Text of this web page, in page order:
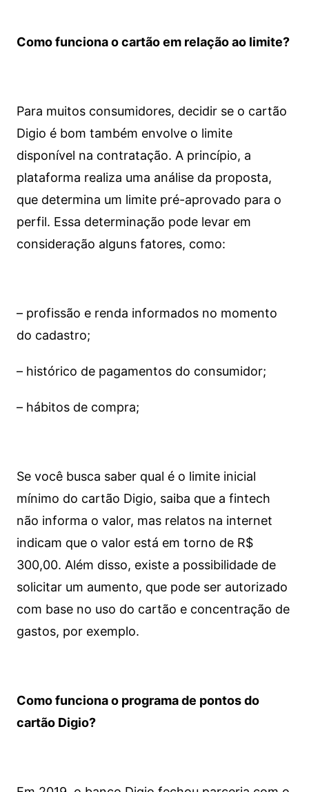
Como funciona o cartão em relação ao limite?
Para muitos consumidores, decidir se o cartão
Digio é bom também envolve o limite
disponível na contratação. A princípio, a
plataforma realiza uma análise da proposta,
que determina um limite pré-aprovado para o
perfil. Essa determinação pode levar em
consideração alguns fatores, como:
– profissão e renda informados no momento
do cadastro;
– histórico de pagamentos do consumidor;
– hábitos de compra;
Se você busca saber qual é o limite inicial
mínimo do cartão Digio, saiba que a fintech
não informa o valor, mas relatos na internet
indicam que o valor está em torno de R$
300,00. Além disso, existe a possibilidade de
solicitar um aumento, que pode ser autorizado
com base no uso do cartão e concentração de
gastos, por exemplo.
Como funciona o programa de pontos do
cartão Digio?